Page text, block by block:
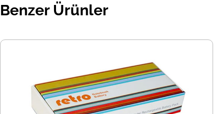
Benzer Ürünler